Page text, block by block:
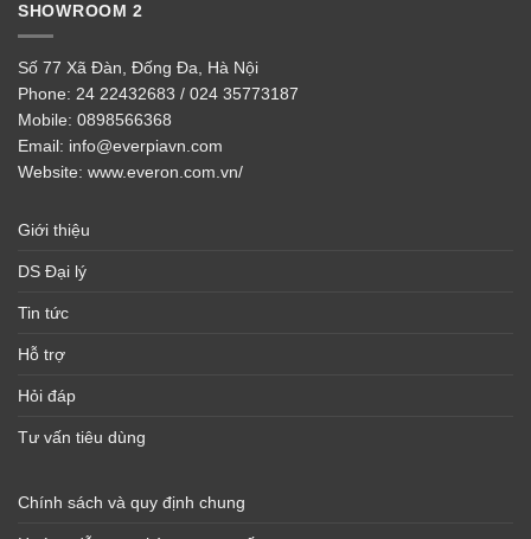
SHOWROOM 2
Số 77 Xã Đàn, Đống Đa, Hà Nội
Phone: 24 22432683 / 024 35773187
Mobile: 0898566368
Email: info@everpiavn.com
Website: www.everon.com.vn/
Giới thiệu
DS Đại lý
Tin tức
Hỗ trợ
Hỏi đáp
Tư vấn tiêu dùng
Chính sách và quy định chung